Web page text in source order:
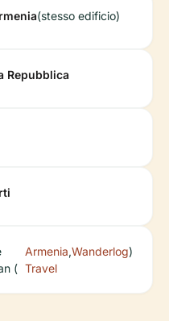
(stesso edificio)
Repubblica
(
Armenia
Travel
,Wanderlog)